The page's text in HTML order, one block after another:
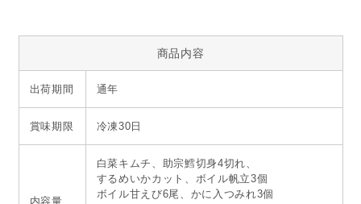
商品内容
出荷期間 通年
賞味期限 冷凍30日
内容量
白菜キムチ、助宗鱈切身4切れ、
するめいかカット、ボイル帆立3個
ボイル甘えび6尾、かに入つみれ3個